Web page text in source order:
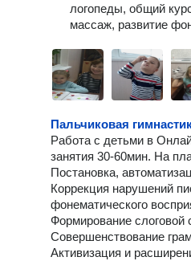
логопеды, общий
массаж, развитие
Работа с детьми в
занятия 30-60мин. На
Постановка,
Коррекция нарушений
фонематического
Формирование слоговой
Совершенствование
Активизация и